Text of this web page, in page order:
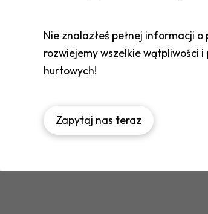
Nie znalazłeś pełnej informacji
rozwiejemy wszelkie wątpliwości
hurtowych!
Zapytaj nas teraz